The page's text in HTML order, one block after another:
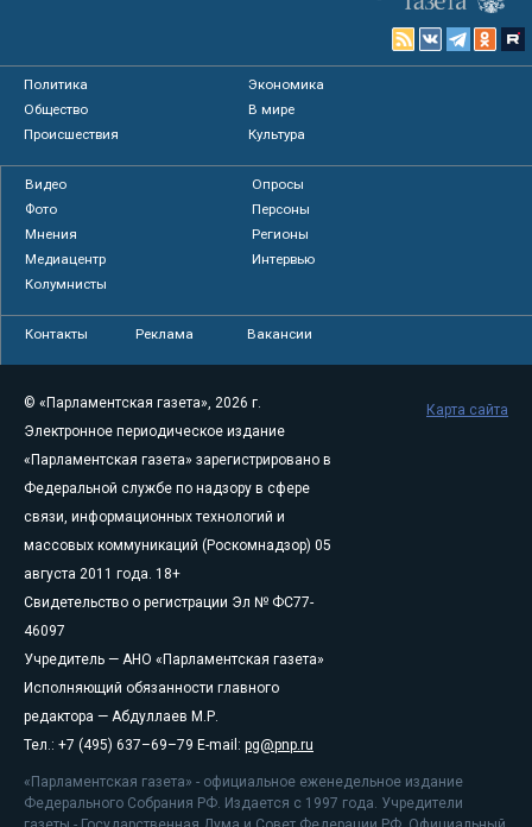
Политика
Экономика
Общество
В мире
Происшествия
Культура
Видео
Опросы
Фото
Персоны
Мнения
Регионы
Медиацентр
Интервью
Колумнисты
Контакты Реклама Вакансии
© «Парламентская газета», 2026 г.
Электронное периодическое издание
«Парламентская газета» зарегистрировано в
Федеральной службе по надзору в сфере
связи, информационных технологий и
массовых коммуникаций (Роскомнадзор) 05
августа 2011 года. 18+
Свидетельство о регистрации Эл № ФС77-
46097
Учредитель — АНО «Парламентская газета»
Исполняющий обязанности главного
редактора — Абдуллаев М.Р.
Тел.: +7 (495) 637–69–79 E-mail: pg@pnp.ru
«Парламентская газета» - официальное еженедельное издание
Федерального Собрания РФ. Издается с 1997 года. Учредители
Карта сайта